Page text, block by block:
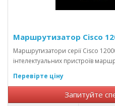
Маршрутизатор Cisco
Маршрутизатори серії Cisco
інтелектуальних пристроїв
Перевірте ціну
Запитуйте